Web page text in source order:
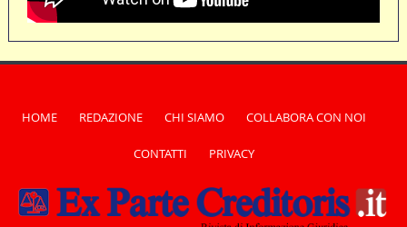
HOME REDAZIONE CHI SIAMO COLLABORA CON NOI
CONTATTI PRIVACY